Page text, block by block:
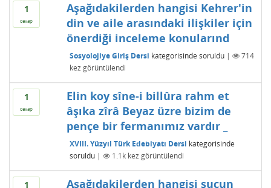
1
cevap
Aşağıdakilerden hangisi Kehrer'in
din ve aile arasındaki ilişkiler için
önerdiği inceleme konularınd
Sosyolojiye Giriş Dersi kategorisinde soruldu |
714
kez görüntülendi
1
cevap
Elin koy sîne-i billûra rahm et
âşıka zîrâ Beyaz üzre bizim de
pençe bir fermanımız vardır _
XVIII. Yüzyıl Türk Edebiyatı Dersi kategorisinde
soruldu | 1.1kkez görüntülendi
1
Aşağıdakilerden hangisi suçun